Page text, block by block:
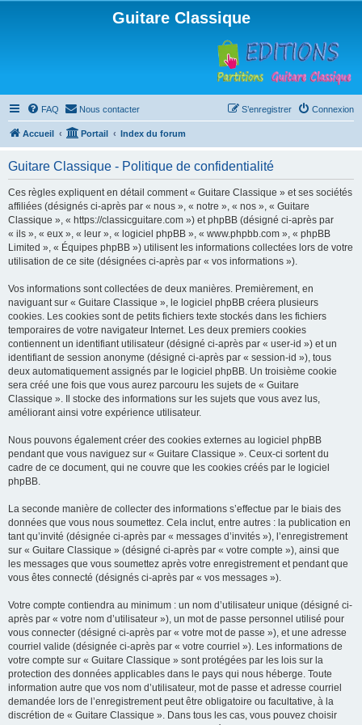
Guitare Classique
FAQ Nous contacter Connexion
S’enregistrer
Accueil Portail Index du forum
Guitare Classique - Politique de confidentialité
Ces règles expliquent en détail comment « Guitare Classique » et ses sociétés
affiliées (désignés ci-après par « nous », « notre », « nos », « Guitare
Classique », « https://classicguitare.com ») et phpBB (désigné ci-après par
« ils », « eux », « leur », « logiciel phpBB », « www.phpbb.com », « phpBB
Limited », « Équipes phpBB ») utilisent les informations collectées lors de votre
utilisation de ce site (désignées ci-après par « vos informations »).
Vos informations sont collectées de deux manières. Premièrement, en
naviguant sur « Guitare Classique », le logiciel phpBB créera plusieurs
cookies. Les cookies sont de petits fichiers texte stockés dans les fichiers
temporaires de votre navigateur Internet. Les deux premiers cookies
contiennent un identifiant utilisateur (désigné ci-après par « user-id ») et un
identifiant de session anonyme (désigné ci-après par « session-id »), tous
deux automatiquement assignés par le logiciel phpBB. Un troisième cookie
sera créé une fois que vous aurez parcouru les sujets de « Guitare
Classique ». Il stocke des informations sur les sujets que vous avez lus,
améliorant ainsi votre expérience utilisateur.
Nous pouvons également créer des cookies externes au logiciel phpBB
pendant que vous naviguez sur « Guitare Classique ». Ceux-ci sortent du
cadre de ce document, qui ne couvre que les cookies créés par le logiciel
phpBB.
La seconde manière de collecter des informations s’effectue par le biais des
données que vous nous soumettez. Cela inclut, entre autres : la publication en
tant qu’invité (désignée ci-après par « messages d’invités »), l’enregistrement
sur « Guitare Classique » (désigné ci-après par « votre compte »), ainsi que
les messages que vous soumettez après votre enregistrement et pendant que
vous êtes connecté (désignés ci-après par « vos messages »).
Votre compte contiendra au minimum : un nom d’utilisateur unique (désigné ci-
après par « votre nom d’utilisateur »), un mot de passe personnel utilisé pour
vous connecter (désigné ci-après par « votre mot de passe »), et une adresse
courriel valide (désignée ci-après par « votre courriel »). Les informations de
votre compte sur « Guitare Classique » sont protégées par les lois sur la
protection des données applicables dans le pays qui nous héberge. Toute
information autre que vos nom d’utilisateur, mot de passe et adresse courriel
demandée lors de l’enregistrement peut être obligatoire ou facultative, à la
discrétion de « Guitare Classique ». Dans tous les cas, vous pouvez choisir